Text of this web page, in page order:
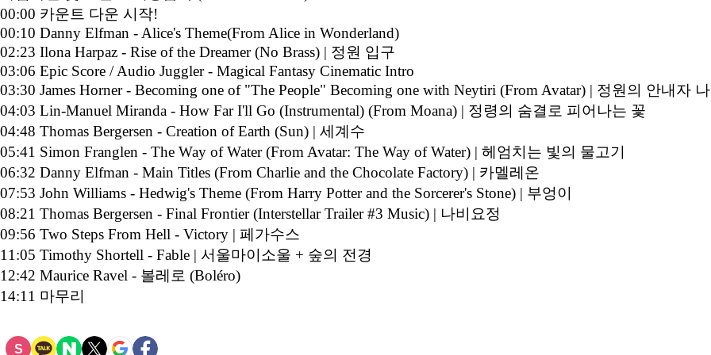
00:00 카운트 다운 시작!
00:10 Danny Elfman - Alice's Theme(From Alice in Wonderland)
02:23 Ilona Harpaz - Rise of the Dreamer (No Brass) | 정원 입구
03:06 Epic Score / Audio Juggler - Magical Fantasy Cinematic Intro
03:30 James Horner - Becoming one of "The People" Becoming one with Neytiri (From Avatar) | 정원의 안내자
04:03 Lin-Manuel Miranda - How Far I'll Go (Instrumental) (From Moana) | 정령의 숨결로 피어나는 꽃
04:48 Thomas Bergersen - Creation of Earth (Sun) | 세계수
05:41 Simon Franglen - The Way of Water (From Avatar: The Way of Water) | 헤엄치는 빛의 물고기
06:32 Danny Elfman - Main Titles (From Charlie and the Chocolate Factory) | 카멜레온
07:53 John Williams - Hedwig's Theme (From Harry Potter and the Sorcerer's Stone) | 부엉이
08:21 Thomas Bergersen - Final Frontier (Interstellar Trailer #3 Music) | 나비요정
09:56 Two Steps From Hell - Victory | 페가수스
11:05 Timothy Shortell - Fable | 서울마이소울 + 숲의 전경
12:42 Maurice Ravel - 볼레로 (Boléro)
14:11 마무리